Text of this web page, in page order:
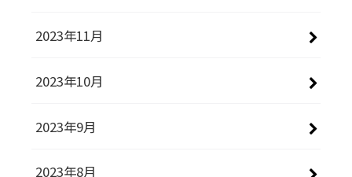
2023年11月
2023年10月
2023年9月
2023年8月